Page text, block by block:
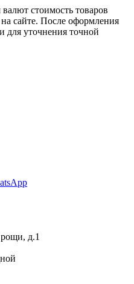
стоимость товаров
сайте. После оформления
для уточнения точной
д.1